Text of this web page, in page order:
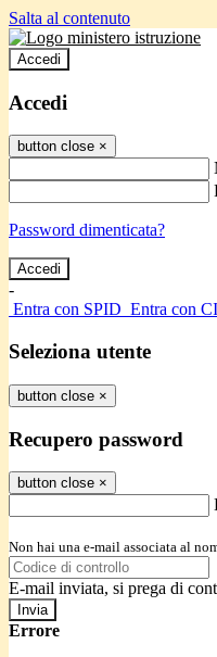
Salta al contenuto
Accedi
Accedi
button close ×
Password dimenticata?
-
Entra con SPID Entra con
Seleziona utente
button close ×
Recupero password
button close ×
Non hai una e-mail associata al
E-mail inviata, si prega di
Errore